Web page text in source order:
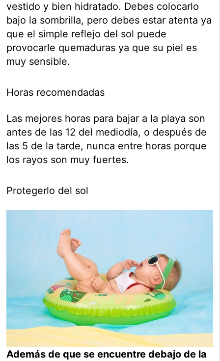
vestido y bien hidratado. Debes colocarlo
bajo la sombrilla, pero debes estar atenta ya
que el simple reflejo del sol puede
provocarle quemaduras ya que su piel es
muy sensible.
Horas recomendadas
Las mejores horas para bajar a la playa son
antes de las 12 del mediodía, o después de
las 5 de la tarde, nunca entre horas porque
los rayos son muy fuertes.
Protegerlo del sol
Además de que se encuentre debajo de la